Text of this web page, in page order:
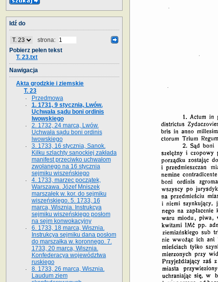
Idź do
strona:
Pobierz pełen tekst
T. 23.txt
Nawigacja
Akta grodzkie i ziemskie
T. 23
Przedmowa
1. 1731, 9 stycznia, Lwów.
Uchwała sądu boni ordinis
lwowskiego
2. 1732, 24 marca, Lwów.
Uchwała sądu boni ordinis
lwowskiego
3. 1733, 16 stycznia, Sanok.
Kilku szlachty sanockiej zakłada
manifest przeciwko uchwałom
zwołanego na 16 stycz­nia
sejmiku wiszeńskiego
4. 1733, marzec początek,
Warszawa. Józef Mniszek
marszałek w. kor. do sejmiku
wiszeńskiego. 5. 1733, 16
marca, Wisznia. Instrukcya
sejmiku wiszeńskiego posłom
na sejm konwokacyjny
6. 1733, 18 marca, Wisznia.
Instrukcya sejmiku dana posłom
do marszałka w. koronnego. 7.
1733, 20 marca, Wisznia.
Konfederacya województwa
ruskiego
8. 1733, 26 marca, Wisznia.
Laudum ziem